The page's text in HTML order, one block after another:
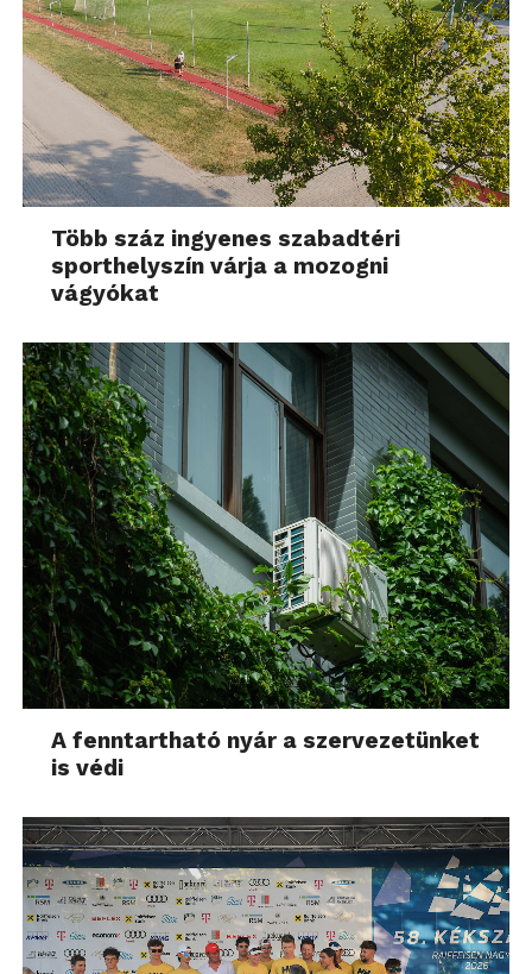
Több száz ingyenes szabadtéri
sporthelyszín várja a mozogni
vágyókat
A fenntartható nyár a szervezetünket
is védi